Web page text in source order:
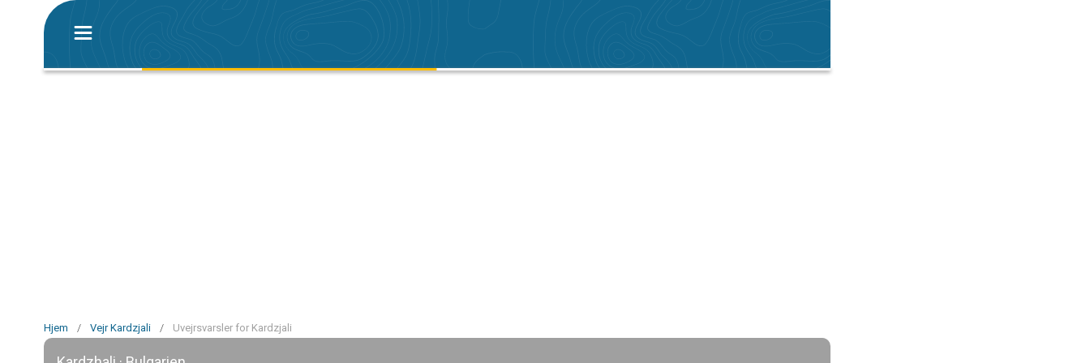
Hjem / Vejr Kardzjali / Uvejrsvarsler for Kardzjali